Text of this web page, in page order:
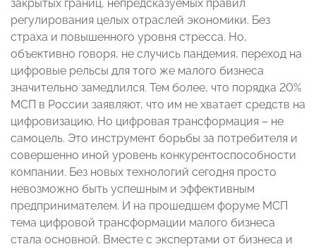
закрытых границ, непредсказуемых правил
регулирования целых отраслей экономики. Без
страха и повышенного уровня стресса. Но,
объективно говоря, не случись пандемия, переход на
цифровые рельсы для того же малого бизнеса
значительно замедлился. Тем более, что порядка 20%
МСП в России заявляют, что им не хватает средств на
цифровизацию. Но цифровая трансформация – не
самоцель. Это инструмент борьбы за потребителя и
совершенно иной уровень конкурентоспособности
компании. Без новых технологий сегодня просто
невозможно быть успешным и эффективным
предпринимателем. И на прошедшем форуме МСП
тема цифровой трансформации малого бизнеса
стала основной. Вместе с экспертами от бизнеса и